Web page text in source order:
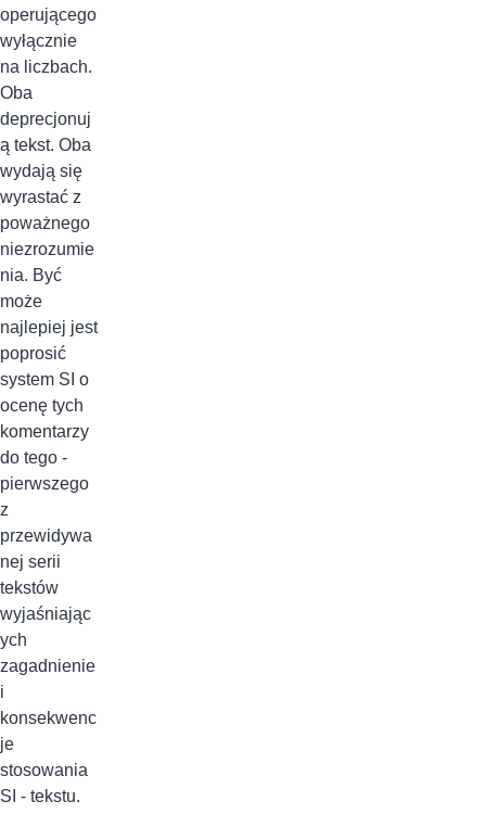
operującego
wyłącznie
na liczbach.
Oba
deprecjonuj
ą tekst. Oba
wydają się
wyrastać z
poważnego
niezrozumie
nia. Być
może
najlepiej jest
poprosić
system SI o
ocenę tych
komentarzy
do tego -
pierwszego
z
przewidywa
nej serii
tekstów
wyjaśniając
ych
zagadnienie
i
konsekwenc
je
stosowania
SI - tekstu.